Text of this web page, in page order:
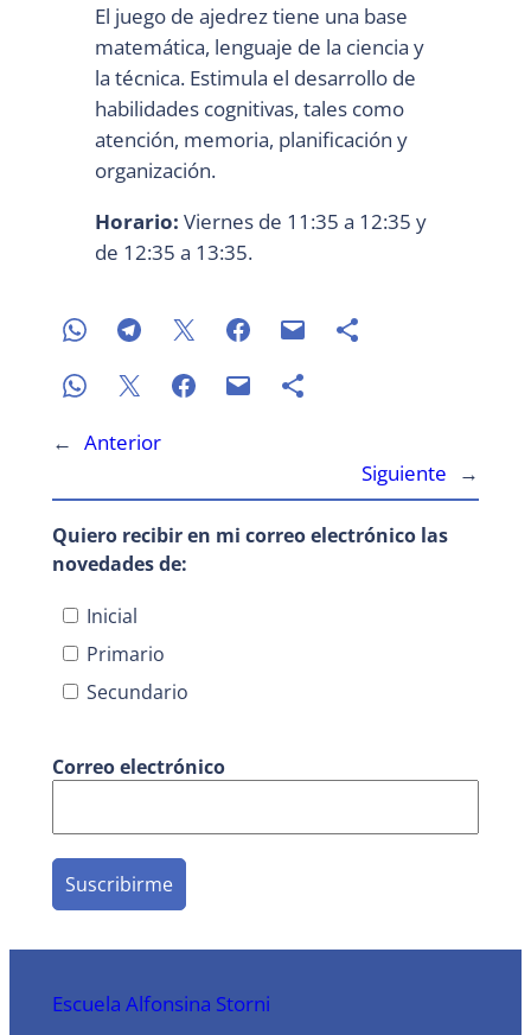
El juego de ajedrez tiene una base
matemática, lenguaje de la ciencia y
la técnica. Estimula el desarrollo de
habilidades cognitivas, tales como
atención, memoria, planificación y
organización.
Horario: Viernes de 11:35 a 12:35 y
de 12:35 a 13:35.
← Anterior
Siguiente
→
Quiero recibir en mi correo electrónico las
novedades de:
Inicial
Primario
Secundario
Correo electrónico
Escuela Alfonsina Storni